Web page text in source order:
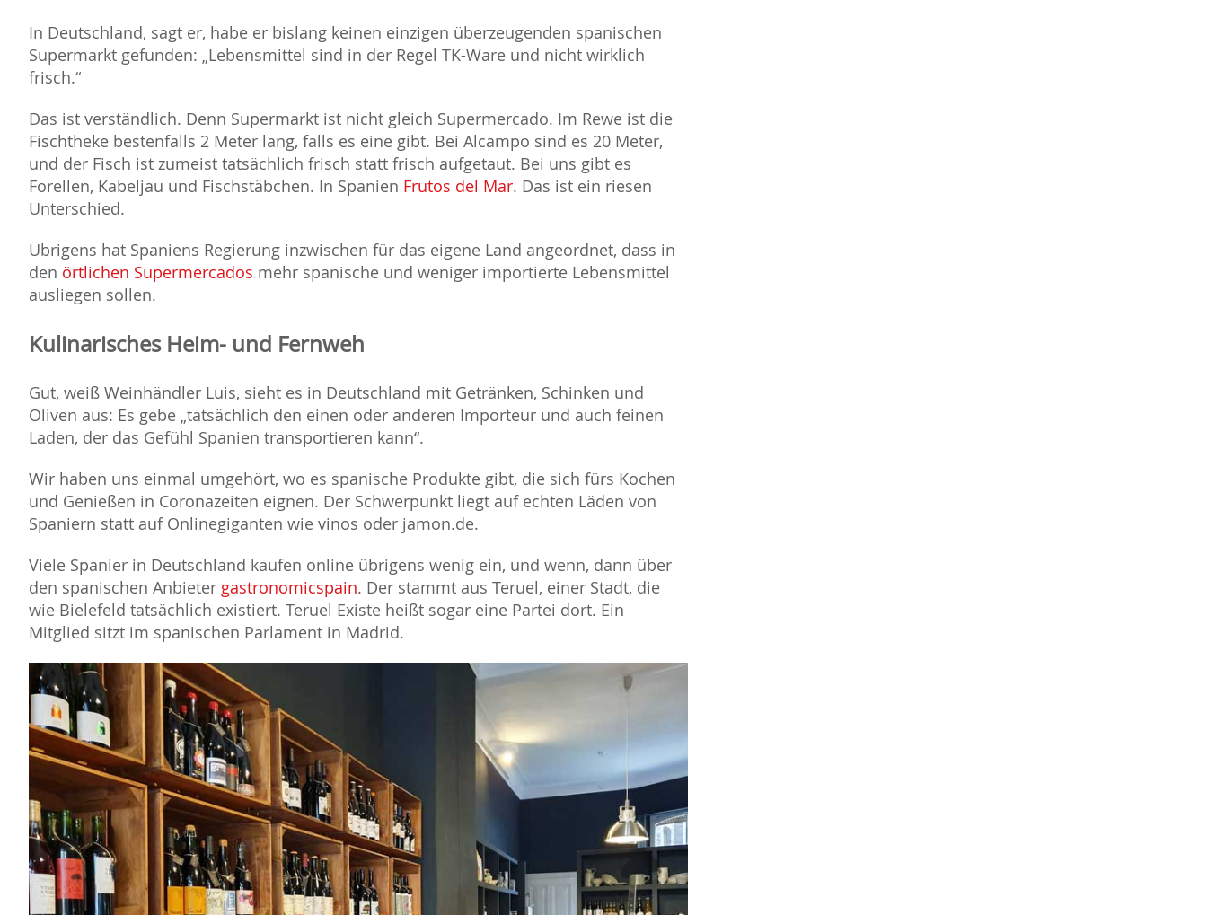
In Deutschland, sagt er, habe er bislang keinen einzigen überzeugenden spanischen
Supermarkt gefunden: „Lebensmittel sind in der Regel TK-Ware und nicht wirklich
frisch.“
Das ist verständlich. Denn Supermarkt ist nicht gleich Supermercado. Im Rewe ist die
Fischtheke bestenfalls 2 Meter lang, falls es eine gibt. Bei Alcampo sind es 20 Meter,
und der Fisch ist zumeist tatsächlich frisch statt frisch aufgetaut. Bei uns gibt es
Forellen, Kabeljau und Fischstäbchen. In Spanien Frutos del Mar. Das ist ein riesen
Unterschied.
Übrigens hat Spaniens Regierung inzwischen für das eigene Land angeordnet, dass in
den örtlichen Supermercados mehr spanische und weniger importierte Lebensmittel
ausliegen sollen.
Kulinarisches Heim- und Fernweh
Gut, weiß Weinhändler Luis, sieht es in Deutschland mit Getränken, Schinken und
Oliven aus: Es gebe „tatsächlich den einen oder anderen Importeur und auch feinen
Laden, der das Gefühl Spanien transportieren kann“.
Wir haben uns einmal umgehört, wo es spanische Produkte gibt, die sich fürs Kochen
und Genießen in Coronazeiten eignen. Der Schwerpunkt liegt auf echten Läden von
Spaniern statt auf Onlinegiganten wie vinos oder jamon.de.
Viele Spanier in Deutschland kaufen online übrigens wenig ein, und wenn, dann über
den spanischen Anbieter gastronomicspain. Der stammt aus Teruel, einer Stadt, die
wie Bielefeld tatsächlich existiert. Teruel Existe heißt sogar eine Partei dort. Ein
Mitglied sitzt im spanischen Parlament in Madrid.